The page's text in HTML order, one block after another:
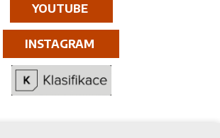
YOUTUBE
INSTAGRAM